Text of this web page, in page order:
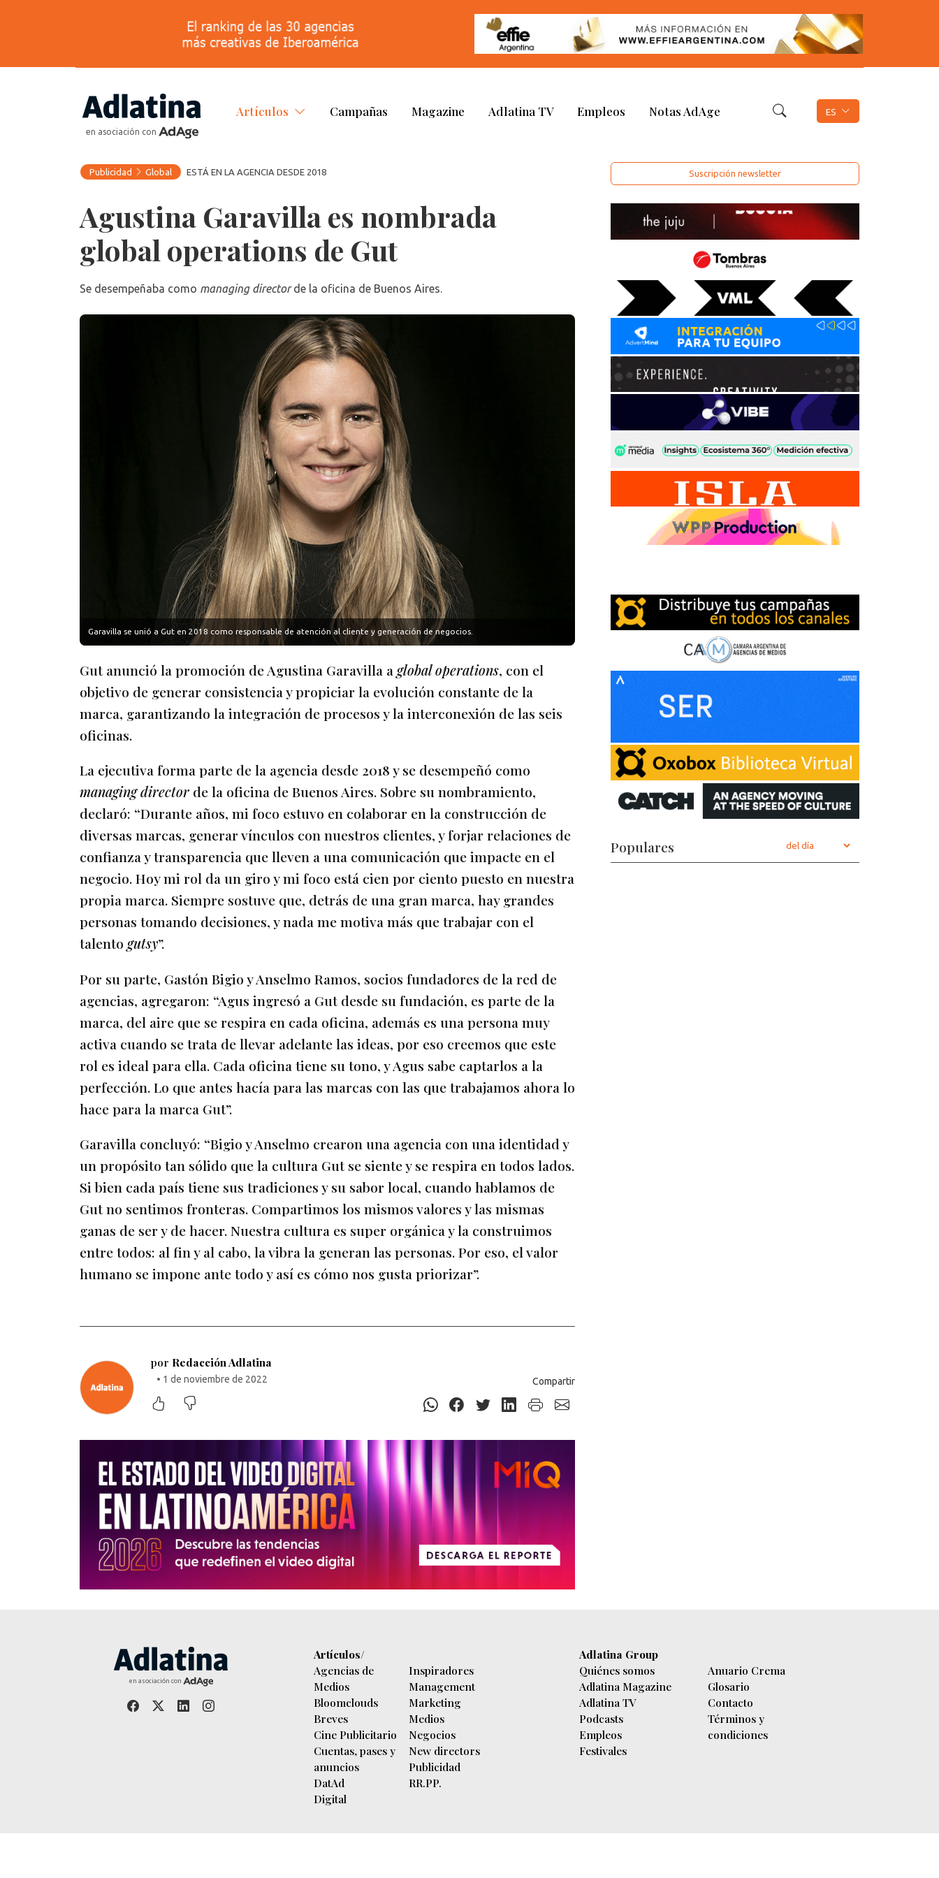
en asociación con
Artículos Campañas Magazine Adlatina TV Empleos Notas AdAge ES
Publicidad Global ESTÁ EN LA AGENCIA DESDE 2018
Agustina Garavilla es nombrada
global operations de Gut
Se desempeñaba como managing directorde la oficina de Buenos Aires.
Garavilla se unió a Gut en 2018 como responsable de atención al cliente y generación de negocios.
Gut anunció la promoción de Agustina Garavilla a global operations, con el
objetivo de generar consistencia y propiciar la evolución constante de la
marca, garantizando la integración de procesos y la interconexión de las seis
oficinas.
La ejecutiva forma parte de la agencia desde 2018 y se desempeñó como
managing director de la oficina de Buenos Aires. Sobre su nombramiento,
declaró: “Durante años, mi foco estuvo en colaborar en la construcción de
diversas marcas, generar vínculos con nuestros clientes, y forjar relaciones de
confianza y transparencia que lleven a una comunicación que impacte en el
negocio. Hoy mi rol da un giro y mi foco está cien por ciento puesto en nuestra
propia marca. Siempre sostuve que, detrás de una gran marca, hay grandes
personas tomando decisiones, y nada me motiva más que trabajar con el
talento gutsy”.
Por su parte, Gastón Bigio y Anselmo Ramos, socios fundadores de la red de
agencias, agregaron: “Agus ingresó a Gut desde su fundación, es parte de la
marca, del aire que se respira en cada oficina, además es una persona muy
activa cuando se trata de llevar adelante las ideas, por eso creemos que este
rol es ideal para ella. Cada oficina tiene su tono, y Agus sabe captarlos a la
perfección. Lo que antes hacía para las marcas con las que trabajamos ahora lo
hace para la marca Gut”.
Garavilla concluyó: “Bigio y Anselmo crearon una agencia con una identidad y
un propósito tan sólido que la cultura Gut se siente y se respira en todos lados.
Si bien cada país tiene sus tradiciones y su sabor local, cuando hablamos de
Gut no sentimos fronteras. Compartimos los mismos valores y las mismas
ganas de ser y de hacer. Nuestra cultura es super orgánica y la construimos
entre todos: al fin y al cabo, la vibra la generan las personas. Por eso, el valor
humano se impone ante todo y así es cómo nos gusta priorizar”.
por Redacción Adlatina
• 1 de noviembre de 2022 Compartir
Suscripción newsletter
Populares
en asociación con
Artículos/
Agencias de
Medios
Bloomclouds
Breves
Cine Publicitario
Cuentas, pases y
anuncios
DatAd
Digital
Inspiradores
Management
Marketing
Medios
Negocios
New directors
Publicidad
RR.PP.
Adlatina Group
Quiénes somos
Adlatina Magazine
Adlatina TV
Podcasts
Empleos
Festivales
Anuario Crema
Glosario
Contacto
Términos y
condiciones